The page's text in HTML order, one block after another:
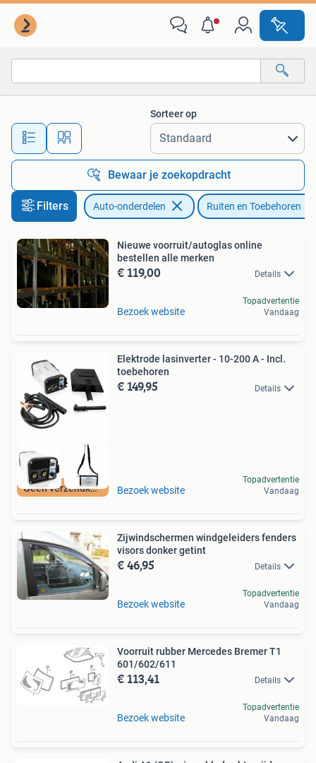
Alle afstanden…
Sorteer op
Bewaar je zoekopdracht
Filters Auto-onderdelen Ruiten en Toebehoren
Nieuwe voorruit/autoglas online
bestellen alle merken
€ 119,00 Details
Bezoek website
Topadvertentie
Vandaag
Geen verzendkosten
Elektrode lasinverter - 10-200 A - Incl.
toebehoren
€ 149,95 Details
Bezoek website
Topadvertentie
Vandaag
Zijwindschermen windgeleiders fenders
visors donker getint
€ 46,95 Details
Bezoek website
Topadvertentie
Vandaag
Voorruit rubber Mercedes Bremer T1
601/602/611
€ 113,41 Details
Bezoek website
Topadvertentie
Vandaag